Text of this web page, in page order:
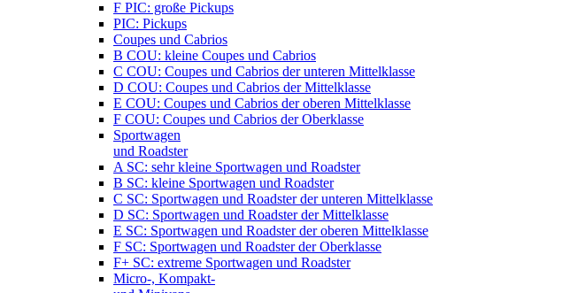
F PIC: große Pickups
PIC: Pickups
Coupes und Cabrios
B COU: kleine Coupes und Cabrios
C COU: Coupes und Cabrios der unteren Mittelklasse
D COU: Coupes und Cabrios der Mittelklasse
E COU: Coupes und Cabrios der oberen Mittelklasse
F COU: Coupes und Cabrios der Oberklasse
Sportwagen
und Roadster
A SC: sehr kleine Sportwagen und Roadster
B SC: kleine Sportwagen und Roadster
C SC: Sportwagen und Roadster der unteren Mittelklasse
D SC: Sportwagen und Roadster der Mittelklasse
E SC: Sportwagen und Roadster der oberen Mittelklasse
F SC: Sportwagen und Roadster der Oberklasse
F+ SC: extreme Sportwagen und Roadster
Micro-, Kompakt-